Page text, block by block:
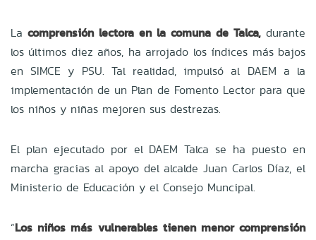
La comprensión lectora en la comuna de Talca, durante
los últimos diez años, ha arrojado los índices más bajos
en SIMCE y PSU. Tal realidad, impulsó al DAEM a la
implementación de un Plan de Fomento Lector para que
los niños y niñas mejoren sus destrezas.
El plan ejecutado por el DAEM Talca se ha puesto en
marcha gracias al apoyo del alcalde Juan Carlos Díaz, el
Ministerio de Educación y el Consejo Muncipal.
“Los niños más vulnerables tienen menor comprensión